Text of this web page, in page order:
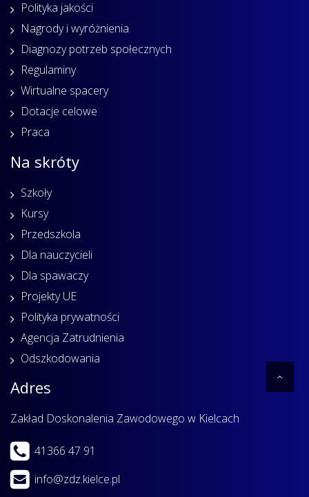
Polityka jakości
Nagrody i wyróżnienia
Diagnozy potrzeb społecznych
Regulaminy
Wirtualne spacery
Dotacje celowe
Praca
Na skróty
Szkoły
Kursy
Przedszkola
Dla nauczycieli
Dla spawaczy
Projekty UE
Polityka prywatności
Agencja Zatrudnienia
Odszkodowania
Adres
Zakład Doskonalenia Zawodowego w Kielcach
41366 47 91
info@zdz.kielce.pl